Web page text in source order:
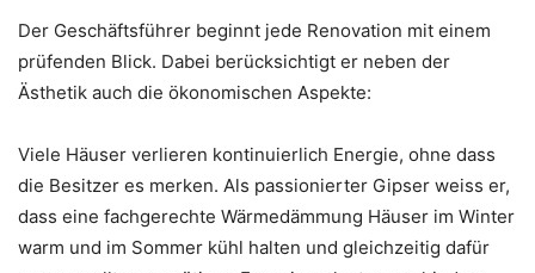
Der Geschäftsführer beginnt jede Renovation mit einem
prüfenden Blick. Dabei berücksichtigt er neben der
Ästhetik auch die ökonomischen Aspekte:
Viele Häuser verlieren kontinuierlich Energie, ohne dass
die Besitzer es merken. Als passionierter Gipser weiss er,
dass eine fachgerechte Wärmedämmung Häuser im Winter
warm und im Sommer kühl halten und gleichzeitig dafür